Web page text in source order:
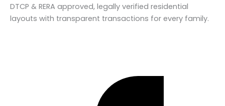
DTCP & RERA approved, legally verified residential
layouts with transparent transactions for every family.